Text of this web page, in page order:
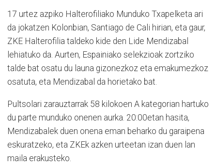
17 urtez azpiko Halterofiliako Munduko Txapelketa ari
da jokatzen Kolonbian, Santiago de Cali hirian, eta gaur,
ZKE Halterofilia taldeko kide den Lide Mendizabal
lehiatuko da. Aurten, Espainiako selekzioak zortziko
talde bat osatu du launa gizonezkoz eta emakumezkoz
osatuta, eta Mendizabal da horietako bat.
Pultsolari zarauztarrak 58 kilokoen A kategorian hartuko
du parte munduko onenen aurka. 20:00etan hasita,
Mendizabalek duen onena eman beharko du garaipena
eskuratzeko, eta ZKEk azken urteetan izan duen lan
maila erakusteko.